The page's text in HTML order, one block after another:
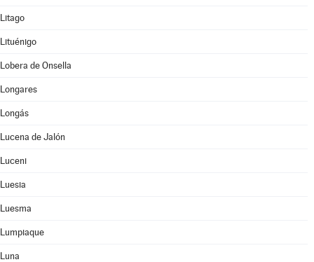
Litago
Lituénigo
Lobera de Onsella
Longares
Longás
Lucena de Jalón
Luceni
Luesia
Luesma
Lumpiaque
Luna